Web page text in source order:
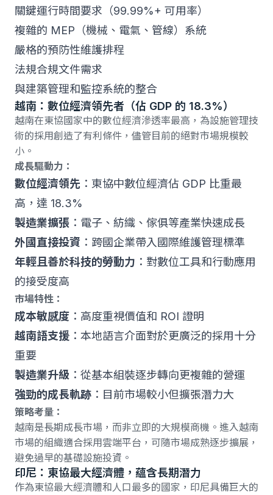
關鍵運行時間要求（99.99%+ 可用率）
複雜的 MEP（機械、電氣、管線）系統
嚴格的預防性維護排程
法規合規文件需求
與建築管理和監控系統的整合
越南：數位經濟領先者（佔 GDP 的 18.3%）
越南在東協國家中的數位經濟滲透率最高，為設施管理技
術的採用創造了有利條件，儘管目前的絕對市場規模較
小。
成長驅動力：
數位經濟領先 ：東協中數位經濟佔 GDP 比重最
高，達 18.3%
製造業擴張 ：電子、紡織、傢俱等產業快速成長
外國直接投資 ：跨國企業帶入國際維護管理標準
年輕且善於科技的勞動力 ：對數位工具和行動應用
的接受度高
市場特性：
成本敏感度 ：高度重視價值和 ROI 證明
越南語支援 ：本地語言介面對於更廣泛的採用十分
重要
製造業升級 ：從基本組裝逐步轉向更複雜的營運
強勁的成長軌跡 ：目前市場較小但擴張潛力大
策略考量：
越南是長期成長市場，而非立即的大規模商機。進入越南
市場的組織適合採用雲端平台，可隨市場成熟逐步擴展，
避免過早的基礎設施投資。
印尼：東協最大經濟體，蘊含長期潛力
作為東協最大經濟體和人口最多的國家，印尼具備巨大的